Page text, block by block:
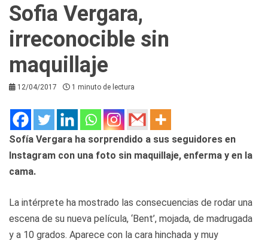
Sofia Vergara,
irreconocible sin
maquillaje
12/04/2017 1 minuto de lectura
Sofía Vergara ha sorprendido a sus seguidores en
Instagram con una foto sin maquillaje, enferma y en la
cama.
La intérprete ha mostrado las consecuencias de rodar una
escena de su nueva película, ‘Bent’, mojada, de madrugada
y a 10 grados. Aparece con la cara hinchada y muy